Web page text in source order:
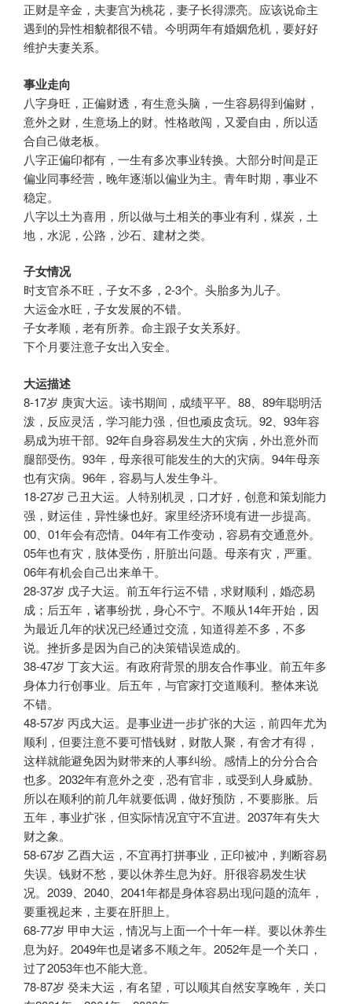
正财是辛金，夫妻宫为桃花，妻子长得漂亮。应该说命主
遇到的异性相貌都很不错。今明两年有婚姻危机，要好好
维护夫妻关系。
事业走向
八字身旺，正偏财透，有生意头脑，一生容易得到偏财，
意外之财，生意场上的财。性格敢闯，又爱自由，所以适
合自己做老板。
八字正偏印都有，一生有多次事业转换。大部分时间是正
偏业同事经营，晚年逐渐以偏业为主。青年时期，事业不
稳定。
八字以土为喜用，所以做与土相关的事业有利，煤炭，土
地，水泥，公路，沙石、建材之类。
子女情况
时支官杀不旺，子女不多，2-3个。头胎多为儿子。
大运金水旺，子女发展的不错。
子女孝顺，老有所养。命主跟子女关系好。
下个月要注意子女出入安全。
大运描述
8-17岁 庚寅大运。读书期间，成绩平平。88、89年聪明活
泼，反应灵活，学习能力强，但也顽皮贪玩。92、93年容
易成为班干部。92年自身容易发生大的灾病，外出意外而
腿部受伤。93年，母亲很可能发生的大的灾病。94年母亲
也有灾病。96年，容易与人发生争斗。
18-27岁 己丑大运。人特别机灵，口才好，创意和策划能力
强，财运佳，异性缘也好。家里经济环境有进一步提高。
00、01年会有恋情。04年有工作变动，容易有交通意外。
05年也有灾，肢体受伤，肝脏出问题。母亲有灾，严重。
06年有机会自己出来单干。
28-37岁 戊子大运。前五年行运不错，求财顺利，婚恋易
成；后五年，诸事纷扰，身心不宁。不顺从14年开始，因
为最近几年的状况已经通过交流，知道得差不多，不多
说。挫折多是因为自己的决策错误造成的。
38-47岁 丁亥大运。有政府背景的朋友合作事业。前五年多
身体力行创事业。后五年，与官家打交道顺利。整体来说
不错。
48-57岁 丙戌大运。是事业进一步扩张的大运，前四年尤为
顺利，但要注意不要可惜钱财，财散人聚，有舍才有得，
这样就能避免因为财带来的人事纠纷。感情上的分分合合
也多。2032年有意外之变，恐有官非，或受到人身威胁。
所以在顺利的前几年就要低调，做好预防，不要膨胀。后
五年，事业扩张，但实际情况宜守不宜进。2037年有失大
财之象。
58-67岁 乙酉大运，不宜再打拼事业，正印被冲，判断容易
失误。钱财不愁，要以休养生息为好。肝很容易发生状
况。2039、2040、2041年都是身体容易出现问题的流年，
要重视起来，主要在肝胆上。
68-77岁 甲申大运，情况与上面一个十年一样。要以休养生
息为好。2049年也是诸多不顺之年。2052年是一个关口，
过了2053年也不能大意。
78-87岁 癸未大运，有名望，可以顺其自然安享晚年，关口